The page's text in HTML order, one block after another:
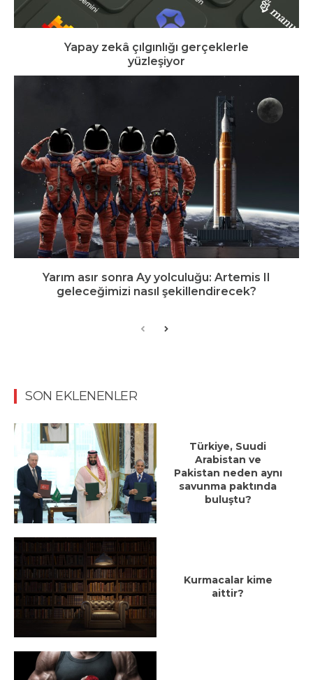
Yapay zekâ çılgınlığı gerçeklerle
yüzleşiyor
Yarım asır sonra Ay yolculuğu: Artemis II
geleceğimizi nasıl şekillendirecek?
SON EKLENENLER
Türkiye, Suudi
Arabistan ve
Pakistan neden aynı
savunma paktında
buluştu?
Kurmacalar kime
aittir?